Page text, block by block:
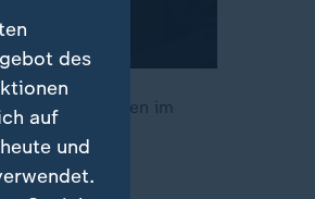
erzwingen im
auf.
des
auf
und